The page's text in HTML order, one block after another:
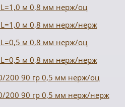
м 0,8 мм нерж/оц
м 0,8 мм нерж/нерж
м 0,8 мм нерж/оц
м 0,8 мм нерж/нерж
200 90 гр 0,5 мм нерж/оц
200 90 гр 0,5 мм нерж/нерж